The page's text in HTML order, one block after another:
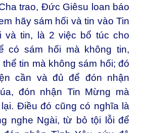
trao, Đức Giêsu loan báo
hãy sám hối và tin vào Tin
và tin, là 2 việc bổ túc cho
có sám hối mà không tin,
tin mà không sám hối; đó
cần và đủ để đón nhận
đón nhận Tin Mừng mà
Điều đó cũng có nghĩa là
nghe Ngài, từ bỏ tội lỗi để